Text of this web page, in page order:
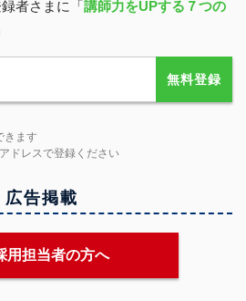
者さまに「講師力をUPする７つの
無料登録
きます
ドレスで登録ください
広告掲載
用担当者の方へ